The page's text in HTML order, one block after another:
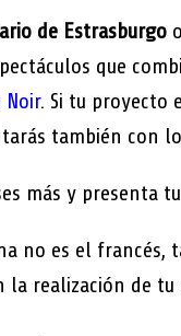
de Estrasburgo
que
Noir. Si tu proyecto
también con
más y presenta
no es el francés,
la realización de tu